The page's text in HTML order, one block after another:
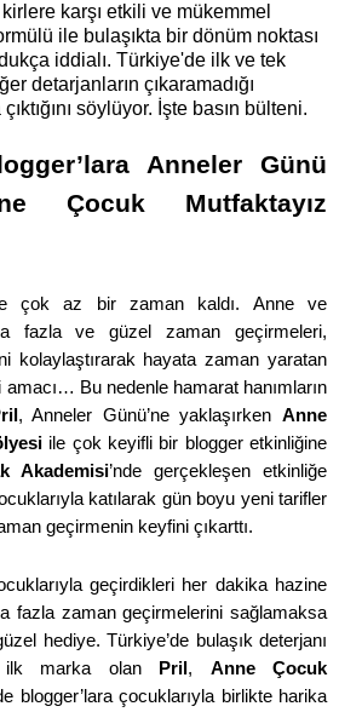
karşı etkili ve mükemmel
ile bulaşıkta bir dönüm noktası
iddialı. Türkiye'de ilk ve tek
detarjanların çıkaramadığı
söylüyor. İşte basın bülteni.
Anneler Günü
Çocuk Mutfaktayız
çok az bir zaman kaldı. Anne ve
fazla ve güzel zaman geçirmeleri,
kolaylaştırarak hayata zaman yaratan
amacı… Bu nedenle hamarat hanımların
, Anneler Günü’ne yaklaşırkenAnne
ile çok keyifli bir blogger etkinliğine
Akademisi’nde gerçekleşen etkinliğe
katılarak gün boyu yeni tarifler
geçirmenin keyfini çıkarttı.
geçirdikleri her dakika hazine
fazla zaman geçirmelerini sağlamaksa
hediye. Türkiye’de bulaşık deterjanı
ilk marka olan
Pril , Anne Çocuk
blogger’lara çocuklarıyla birlikte harika